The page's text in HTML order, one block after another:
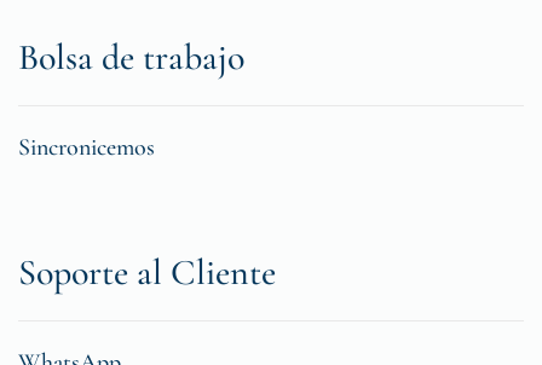
Bolsa de trabajo
Sincronicemos
Soporte al Cliente